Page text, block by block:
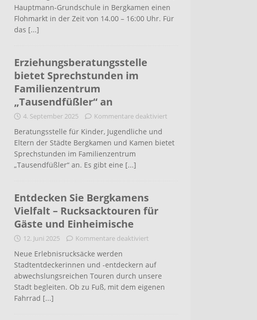
Hauptmann-Grundschule in Bergkamen einen
Flohmarkt in der Zeit von 14.00 – 16:00 Uhr. Für
das [...]
Erziehungsberatungsstelle
bietet Sprechstunden im
Familienzentrum
„Tausendfüßler“ an
4. September 2025 Kommentare deaktiviert
Beratungsstelle für Kinder, Jugendliche und
Eltern der Städte Bergkamen und Kamen bietet
Sprechstunden im Familienzentrum
„Tausendfüßler“ an. Es gibt eine [...]
Entdecken Sie Bergkamens
Vielfalt – Rucksacktouren für
Gäste und Einheimische
12. Juni 2025 Kommentare deaktiviert
Neue Erlebnisrucksäcke werden
Stadtentdeckerinnen und -entdeckern auf
abwechslungsreichen Touren durch unsere
Stadt begleiten. Ob zu Fuß, mit dem eigenen
Fahrrad [...]